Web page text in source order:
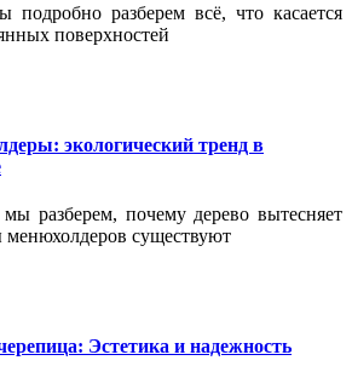
подробно разберем всё, что касается
поверхностей
экологический тренд в
разберем, почему дерево вытесняет
менюхолдеров существуют
Эстетика и надежность